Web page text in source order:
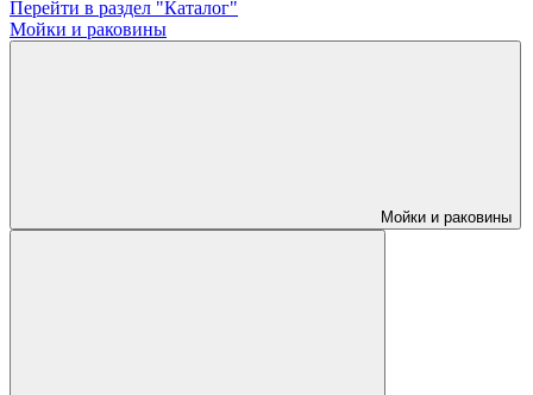
Перейти в раздел "Каталог"
Мойки и раковины
Мойки и раковины